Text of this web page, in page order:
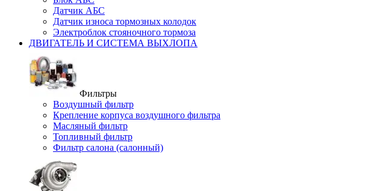
Датчик АБС
Датчик износа тормозных колодок
Электроблок стояночного тормоза
ДВИГАТЕЛЬ И СИСТЕМА ВЫХЛОПА
Фильтры
Воздушный фильтр
Крепление корпуса воздушного фильтра
Масляный фильтр
Топливный фильтр
Фильтр салона (салонный)